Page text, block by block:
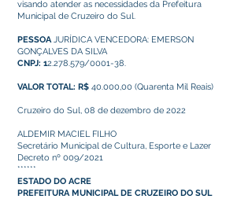
visando atender as necessidades da Prefeitura
Municipal de Cruzeiro do Sul.
PESSOAJURÍDICA VENCEDORA: EMERSON
GONÇALVES DA SILVA
CNPJ: 12.278.579/0001-38.
VALOR TOTAL: R$ 40.000,00 (Quarenta Mil Reais)
Cruzeiro do Sul, 08 de dezembro de 2022
ALDEMIR MACIEL FILHO
Secretário Municipal de Cultura, Esporte e Lazer
Decreto nº 009/2021
******
ESTADO DO ACRE
PREFEITURA MUNICIPAL DE CRUZEIRO DO SUL